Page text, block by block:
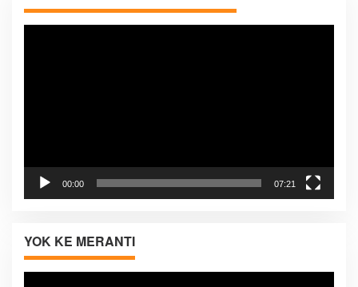
Pemutar
00:00 07:21
YOK KE MERANTI